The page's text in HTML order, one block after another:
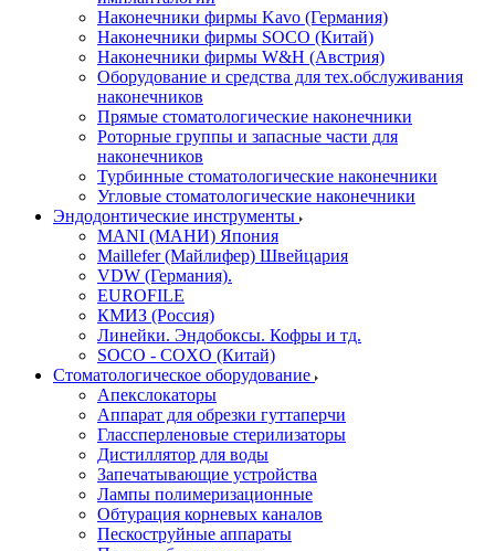
Наконечники фирмы Kavo (Германия)
Наконечники фирмы SOCO (Китай)
Наконечники фирмы W&H (Австрия)
Оборудование и средства для тех.обслуживания
наконечников
Прямые стоматологические наконечники
Роторные группы и запасные части для
наконечников
Турбинные стоматологические наконечники
Угловые стоматологические наконечники
Эндодонтические инструменты
MANI (МАНИ) Япония
Maillefer (Майлифер) Швейцария
VDW (Германия).
EUROFILE
КМИЗ (Россия)
Линейки. Эндобоксы. Кофры и тд.
SOCO - COXO (Китай)
Стоматологическое оборудование
Апекслокаторы
Аппарат для обрезки гуттаперчи
Глассперленовые стерилизаторы
Дистиллятор для воды
Запечатывающие устройства
Лампы полимеризационные
Обтурация корневых каналов
Пескоструйные аппараты